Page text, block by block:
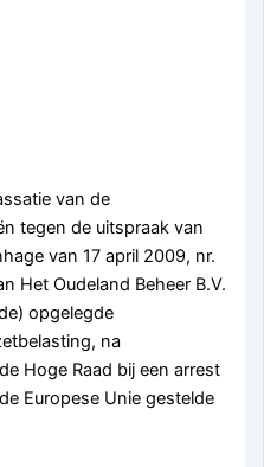
van de
tegen de uitspraak van
van 17 april 2009, nr.
Het Oudeland Beheer B.V.
opgelegde
na
Hoge Raad bij een arrest
Europese Unie gestelde